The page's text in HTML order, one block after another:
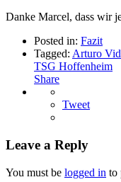
Danke Marcel, dass wir
Posted in: Fazit
Tagged: Arturo
TSG Hoffenheim
Share
Tweet
Leave a Reply
You must be logged in to